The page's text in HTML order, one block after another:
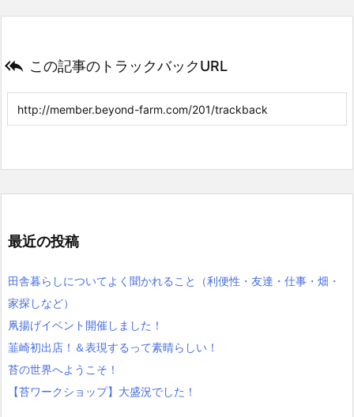
 この記事のトラックバックURL
最近の投稿
田舎暮らしについてよく聞かれること（利便性・友達・仕事・畑・
家探しなど）
凧揚げイベント開催しました！
韮崎初出店！＆表現するって素晴らしい！
苔の世界へようこそ！
【苔ワークショップ】大盛況でした！